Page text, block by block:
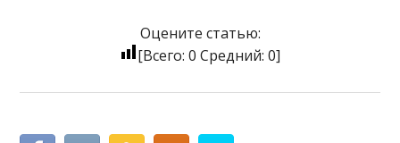
Оцените статью:
[Всего: 0 Средний: 0]